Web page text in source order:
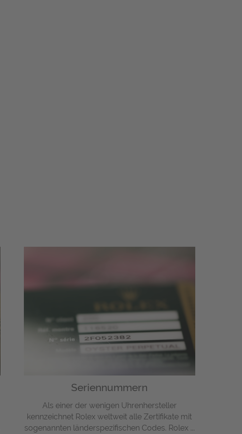
Seriennummern
Als einer der wenigen Uhrenhersteller
kennzeichnet Rolex weltweit alle Zertifikate mit
sogenannten länderspezifischen Codes. Rolex ...